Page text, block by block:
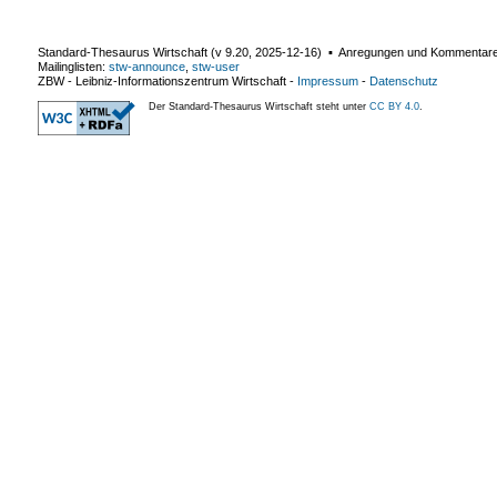
Standard-Thesaurus Wirtschaft (v 9.20 2025-12-16) ▪ Anregungen und
Mailinglisten: stw-announce stw-user
ZBW - Leibniz-Informationszentrum Wirtschaft - Impressum - Datenschutz
Der Standard-Thesaurus Wirtschaft steht unter CC BY 4.0